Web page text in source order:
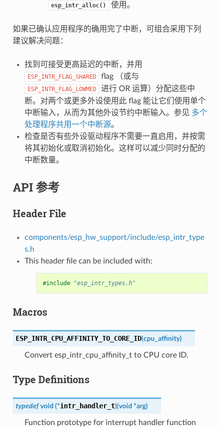
esp_intr_alloc() 使用。
如果已确认应用程序的确用完了中断，可组合采用下列
建议解决问题：
找到可接受更高延迟的中断，并用
ESP_INTR_FLAG_SHARED flag （或与
ESP_INTR_FLAG_LOWMED
进行 OR 运算）分配这些中
断。对两个或更多外设使用此 flag 能让它们使用单个
中断输入，从而为其他外设节约中断输入。参见 多个
处理程序共用一个中断源。
检查是否有些外设驱动程序不需要一直启用，并按需
将其初始化或取消初始化。这样可以减少同时分配的
中断数量。
API 参考
Header File
components/esp_hw_support/include/esp_intr_type
s.h
This header file can be included with:
#include "esp_intr_types.h"
Macros
ESP_INTR_CPU_AFFINITY_TO_CORE_ID(cpu_affinity)
Convert esp_intr_cpu_affinity_t to CPU core ID.
Type Definitions
typedef void (*intr_handler_t)(void *arg)
Function prototype for interrupt handler function